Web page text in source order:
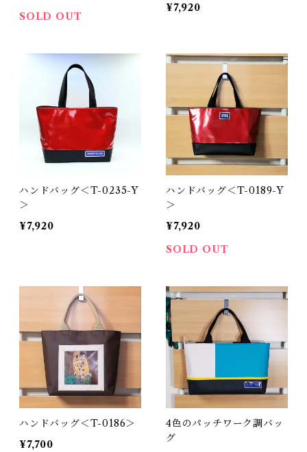
SOLD OUT
¥7,920
ハンドバッグ＜T-0235-Y
＞
¥7,920
ハンドバッグ＜T-0189-Y
＞
¥7,920
SOLD OUT
ハンドバッグ＜T-0186＞
¥7,700
4色のパッチワーク調バッ
グ